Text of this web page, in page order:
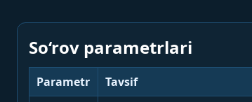
So‘rov parametrlari
Parametr Tavsif